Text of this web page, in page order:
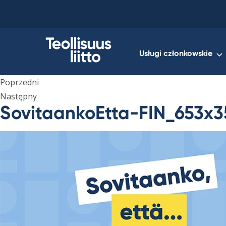
Usługi członkowskie
Poprzedni
Następny
SovitaankoEtta-